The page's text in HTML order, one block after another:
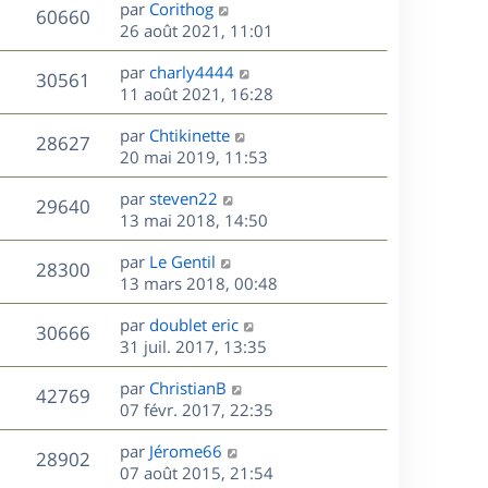
e
s
n
i
e
r
m
e
s
s
a
g
e
60660V
u
s
D
e
r
n
i
e
r
m
e
s
s
a
g
e
par Corithog
26 août 2021, 11:01
30561
u
s
D
e
r
n
i
e
r
m
e
s
s
a
g
e
par charly4444
11 août 2021, 16:28
28627V
u
s
D
e
r
n
i
e
r
m
e
s
s
a
g
e
par Chtikinette
20 mai 2019, 11:53
29640V
u
D
e
r
n
i
e
r
m
e
s
s
a
g
e
par steven22
13 mai 2018, 14:50
28300V
u
e
s
D
e
r
n
i
e
r
m
e
s
s
par Le Gentil
13 mars 2018, 00:48
30666V
u
s
D
e
r
n
i
e
r
m
par doublet eric
31 juil. 2017, 13:35
42769V
u
e
D
e
r
n
i
par ChristianB
07 févr. 2017, 22:35
28902V
D
e
par Jérome66
07 août 2015, 21:54